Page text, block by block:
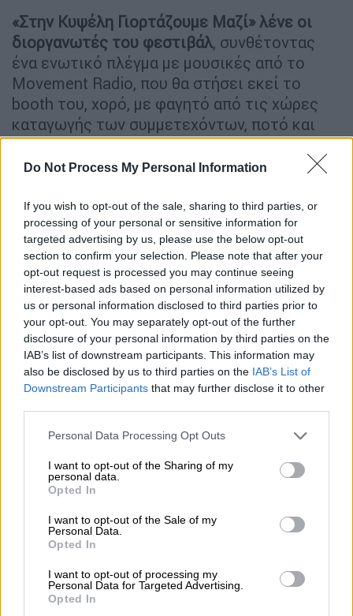
Do Not Process My Personal Information
If you wish to opt-out of the sale, sharing to third parties, or
processing of your personal or sensitive information for
targeted advertising by us, please use the below opt-out
section to confirm your selection. Please note that after your
opt-out request is processed you may continue seeing
interest-based ads based on personal information utilized by
us or personal information disclosed to third parties prior to
your opt-out. You may separately opt-out of the further
disclosure of your personal information by third parties on the
IAB’s list of downstream participants. This information may
also be disclosed by us to third parties on the IAB’s List of
Downstream Participants that may further disclose it to other
Please note that this website/app uses one or more Google
not limited to your visit or usage behaviour. You may click to
grant or deny consent to Google and its third-party tags to
use your data for below specified purposes in below Google
consent section.
Personal Data Processing Opt Outs
I want to opt-out of the Sharing of my
personal data.
Opted In
I want to opt-out of the Sale of my
Personal Data.
Opted In
I want to opt-out of processing my
Personal Data for Targeted Advertising.
Opted In
«Στην Κυψέλη Γιορτάζουμε Μαζί» λένε οι
διοργανωτές του φεστιβάλ, συνθέτοντας
ένα ενωτικό πλέγμα με μουσικές από το
Movement Radio, που θα στήσει εκεί το
booth του, χορό, με φαγητό από τις χώρες
καταγωγής των συμμετεχόντων, ποτό και
καφέ, διαδραστικές αφηγήσεις για παιδιά
προσχολικής και σχολικής ηλικίας και
ελεύθερη. Για να εισέλθετε στο χώρο, όπου
θα τηρούνται όλα τα μέτρα προστασίας που
ορίζει ο ΕΟΔΥ, θα πρέπει να διαθέτετε
πιστοποιητικό εμβολιασμού ή νόσησης.
Το πρόγραμμα του φεστιβάλ
Σάββατο
Εργαστήρια
11:00-12:00 Εργαστήρι για παιδιά:
Χριστουγεννιάτικα Στολίδια από την
Ουκρανία
19:00-19:45 Εργαστήρι χορού από Δυτική
Αφρική με τον Dauda Conte από την
κοινότητα της Σιέρα Λεόνε και το
συγκρότημα Sembe
Bazaar
11:00-21:00 Τραπέζια με χειροποίητα
αντικείμενα από τις κοινότητες της